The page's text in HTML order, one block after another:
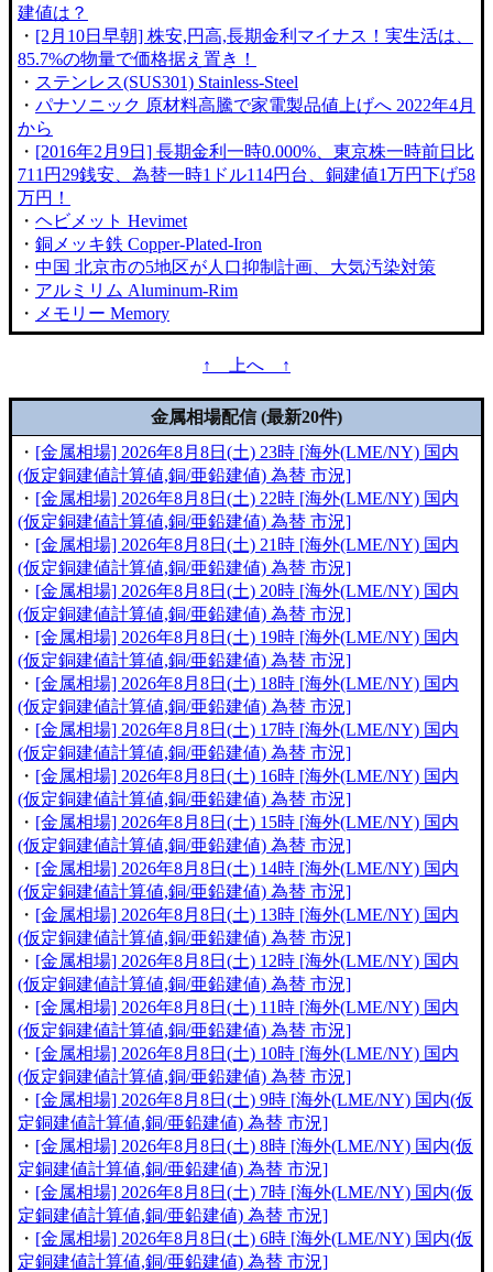
建値は？
・ [2月10日早朝] 株安,円高,長期金利マイナス！実生活は、
85.7%の物量で価格据え置き！
・ ステンレス(SUS301) Stainless-Steel
・ パナソニック 原材料高騰で家電製品値上げへ 2022年4月
から
・ [2016年2月9日] 長期金利一時0.000%、東京株一時前日比
711円29銭安、為替一時1ドル114円台、銅建値1万円下げ58
万円！
・ ヘビメット Hevimet
・ 銅メッキ鉄 Copper-Plated-Iron
・ 中国 北京市の5地区が人口抑制計画、大気汚染対策
・ アルミリム Aluminum-Rim
・ メモリー Memory
↑ 上へ ↑
金属相場配信 (最新20件)
・ [金属相場] 2026年8月8日(土) 23時 [海外(LME/NY) 国内
(仮定銅建値計算値,銅/亜鉛建値) 為替 市況]
・ [金属相場] 2026年8月8日(土) 22時 [海外(LME/NY) 国内
(仮定銅建値計算値,銅/亜鉛建値) 為替 市況]
・ [金属相場] 2026年8月8日(土) 21時 [海外(LME/NY) 国内
(仮定銅建値計算値,銅/亜鉛建値) 為替 市況]
・ [金属相場] 2026年8月8日(土) 20時 [海外(LME/NY) 国内
(仮定銅建値計算値,銅/亜鉛建値) 為替 市況]
・ [金属相場] 2026年8月8日(土) 19時 [海外(LME/NY) 国内
(仮定銅建値計算値,銅/亜鉛建値) 為替 市況]
・ [金属相場] 2026年8月8日(土) 18時 [海外(LME/NY) 国内
(仮定銅建値計算値,銅/亜鉛建値) 為替 市況]
・ [金属相場] 2026年8月8日(土) 17時 [海外(LME/NY) 国内
(仮定銅建値計算値,銅/亜鉛建値) 為替 市況]
・ [金属相場] 2026年8月8日(土) 16時 [海外(LME/NY) 国内
(仮定銅建値計算値,銅/亜鉛建値) 為替 市況]
・ [金属相場] 2026年8月8日(土) 15時 [海外(LME/NY) 国内
(仮定銅建値計算値,銅/亜鉛建値) 為替 市況]
・ [金属相場] 2026年8月8日(土) 14時 [海外(LME/NY) 国内
(仮定銅建値計算値,銅/亜鉛建値) 為替 市況]
・ [金属相場] 2026年8月8日(土) 13時 [海外(LME/NY) 国内
(仮定銅建値計算値,銅/亜鉛建値) 為替 市況]
・ [金属相場] 2026年8月8日(土) 12時 [海外(LME/NY) 国内
(仮定銅建値計算値,銅/亜鉛建値) 為替 市況]
・ [金属相場] 2026年8月8日(土) 11時 [海外(LME/NY) 国内
(仮定銅建値計算値,銅/亜鉛建値) 為替 市況]
・ [金属相場] 2026年8月8日(土) 10時 [海外(LME/NY) 国内
(仮定銅建値計算値,銅/亜鉛建値) 為替 市況]
・ [金属相場] 2026年8月8日(土) 9時 [海外(LME/NY) 国内(仮
定銅建値計算値,銅/亜鉛建値) 為替 市況]
・ [金属相場] 2026年8月8日(土) 8時 [海外(LME/NY) 国内(仮
定銅建値計算値,銅/亜鉛建値) 為替 市況]
・ [金属相場] 2026年8月8日(土) 7時 [海外(LME/NY) 国内(仮
定銅建値計算値,銅/亜鉛建値) 為替 市況]
・ [金属相場] 2026年8月8日(土) 6時 [海外(LME/NY) 国内(仮
定銅建値計算値,銅/亜鉛建値) 為替 市況]